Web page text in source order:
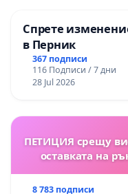
Спрете
в Перник
367 подписи
116 Подписи / 7 дни
28 Jul 2026
ПЕТИЦИЯ срещу високите цени на тока - искаме
оставката на
8 783 подписи